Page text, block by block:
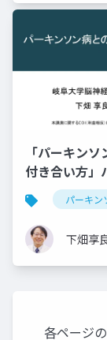
「パーキン
付き合い方」
ソン病健康教
パーキン
下畑享
各ページ